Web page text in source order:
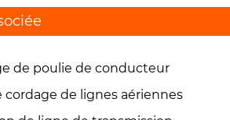
de poulie de conducteur
de lignes aériennes